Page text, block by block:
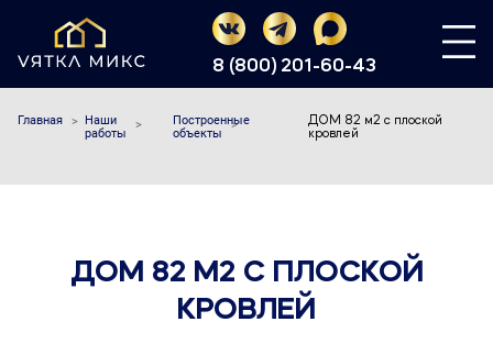
8 (800) 201-60-43
Главная
Наши
работы
Построенные
объекты
ДОМ 82 м2 с плоской
кровлей
ДОМ 82 М2 С ПЛОСКОЙ
КРОВЛЕЙ